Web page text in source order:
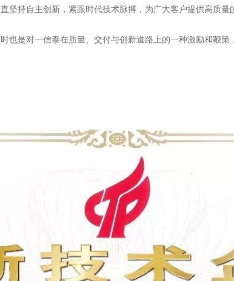
持自主创新，紧跟时代技术脉搏，为广大客户提供高质量
也是对一信泰在质量、交付与创新道路上的一种激励和鞭